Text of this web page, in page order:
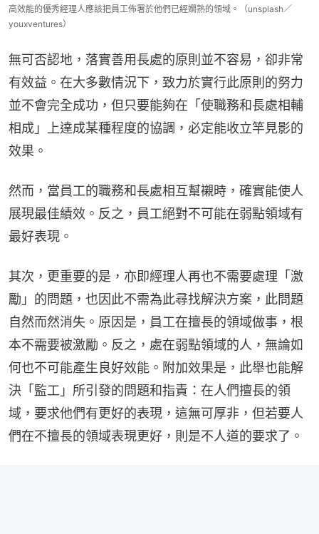
高效能的優秀經理人應該把員工佈署於他們已經嫺熟的領域。（unsplash／
youxventures）
無可否認地，落實善用長處的原則並不容易，卻非常
有效益。在大多數情況下，致力於實行此原則的努力
並不會完全成功，但只要能夠在「使職務和長處相輔
相成」上達成某種程度的協調，必定能收立竿見影的
效果。
然而，當員工的職務和長處相互幫襯時，確實能使人
展現最佳績效。反之，員工絕對不可能在弱點領域有
最好表現。
其次，更重要的是，亦即經理人再也不需要處理「激
勵」的問題，也因此不需為此尋找解決方案，此問題
自然而然消失。原因是，員工在擅長的領域做事，根
本不需要被激勵。反之，處在弱點領域的人，無論如
何也不可能產生良好效能。附加效果是，此舉也能解
決「監工」所引發的問題和指責：在人們擅長的領
域，要求他們有更好的表現，這無可厚非，但若要人
們在不擅長的領域表現更好，則是不人道的要求了。